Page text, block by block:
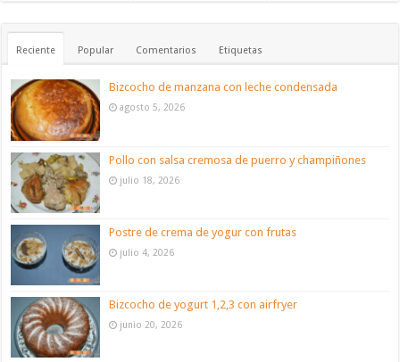
Reciente Popular Comentarios Etiquetas
Bizcocho de manzana con leche condensada
agosto 5, 2026
Pollo con salsa cremosa de puerro y champiñones
julio 18, 2026
Postre de crema de yogur con frutas
julio 4, 2026
Bizcocho de yogurt 1,2,3 con airfryer
junio 20, 2026